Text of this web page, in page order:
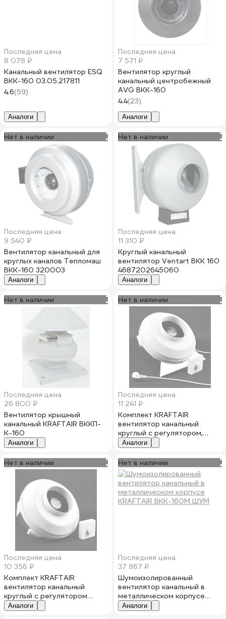
Последняя цена
8 078 ₽
Канальный вентилятор ESQ
ВКК-160 03.05.217811
4.6(59)
Аналоги
Последняя цена
7 571 ₽
Вентилятор круглый
канальный центробежный
AVG ВКК-160
4.4(23)
Аналоги
Нет в наличии
Последняя цена
9 540 ₽
Вентилятор канальный для
круглых каналов Тепломаш
ВКК-160 320003
Аналоги
Нет в наличии
Последняя цена
11 310 ₽
Круглый канальный
вентилятор Ventart ВКК 160
4687202645060
Аналоги
Нет в наличии
Последняя цена
26 800 ₽
Вентилятор крышный
канальный KRAFTAIR ВККП-
К-160
Аналоги
Нет в наличии
Последняя цена
11 241 ₽
Комплект KRAFTAIR
вентилятор канальный
круглый с регулятором,
вилкой, кронштейном
ВКК-
Аналоги
Нет в наличии
Последняя цена
10 356 ₽
Комплект KRAFTAIR
вентилятор канальный
круглый с регулятором
скорости
ВКК-160V+регулятор
Аналоги
Нет в наличии
Последняя цена
37 867 ₽
Шумоизолированный
вентилятор канальный в
металлическом корпусе
KRAFTAIR ВКК-160М ШУМ
Аналоги